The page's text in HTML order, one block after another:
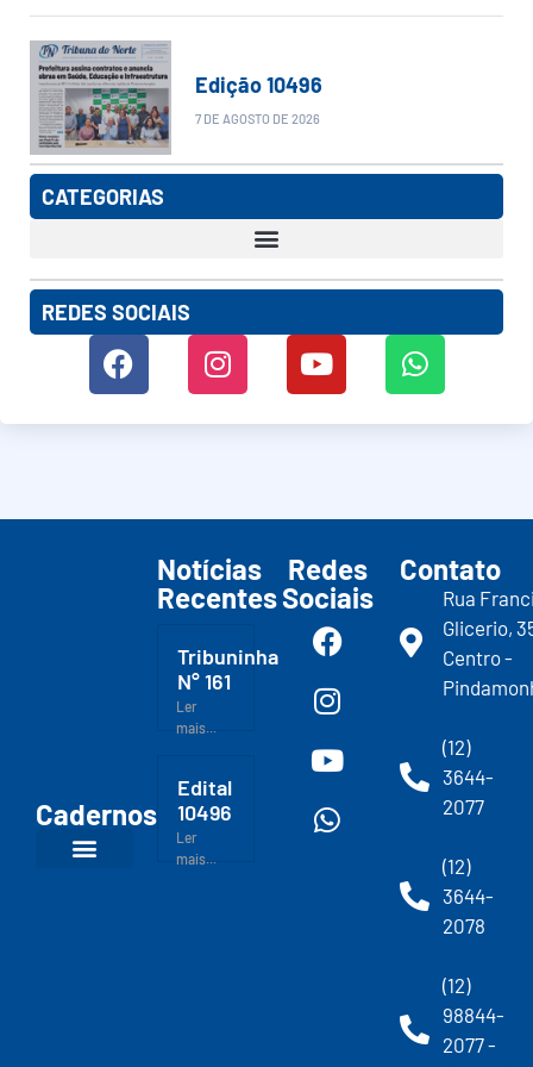
Edição 10496
7 DE AGOSTO DE 2026
CATEGORIAS
REDES SOCIAIS
Cadernos
Notícias
Recentes
Tribuninha
N° 161
Ler
mais...
Edital
10496
Ler
mais...
Redes
Sociais
Contato
Rua
Glicerio,
Centro -
(12)
3644-
2077
(12)
3644-
2078
(12)
98844-
2077 -